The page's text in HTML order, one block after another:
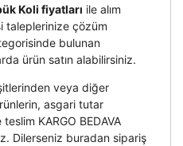
Koli fiyatları ile alım
taleplerinize çözüm
bulunan
ürün satın alabilirsiniz.
veya diğer
asgari tutar
KARGO BEDAVA
Dilerseniz buradan sipariş